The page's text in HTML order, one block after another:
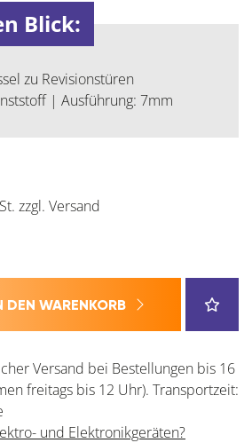
Blick:
zu Revisionstüren
| Ausführung: 7mm
zzgl. Versand
DEN WARENKORB
Versand bei Bestellungen bis 16
freitags bis 12 Uhr). Transportzeit:
und Elektronikgeräten?